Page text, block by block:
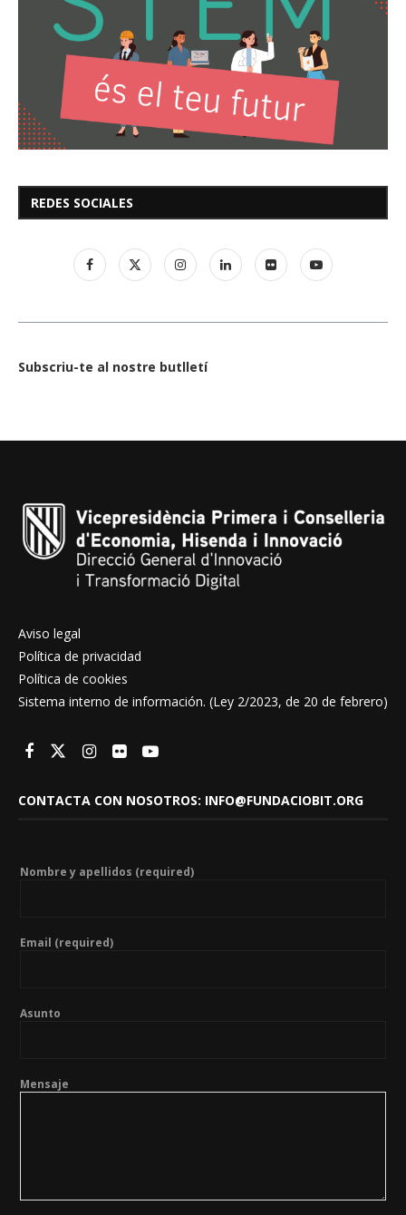
REDES SOCIALES
Subscriu-te al nostre butlletí
Aviso legal
Política de privacidad
Política de cookies
Sistema interno de información. (Ley 2/2023, de 20 de febrero)
CONTACTA CON NOSOTROS: INFO@FUNDACIOBIT.ORG
Nombre y apellidos (required)
Email (required)
Asunto
Mensaje